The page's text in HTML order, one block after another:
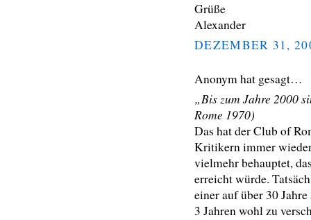
Grüße
Alexander
DEZEMBER 31,
Anonym hat gesagt…
„Bis zum Jahre 2000
Rome 1970)
Das hat der Club of
Kritikern immer
vielmehr behauptet,
erreicht würde.
einer auf über 30
3 Jahren wohl zu